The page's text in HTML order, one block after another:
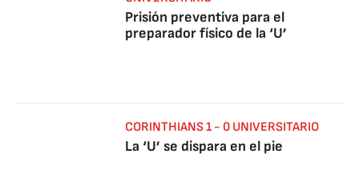
Prisión preventiva para el
preparador físico de la ‘U’
CORINTHIANS 1 - 0 UNIVERSITARIO
La ‘U’ se dispara en el pie